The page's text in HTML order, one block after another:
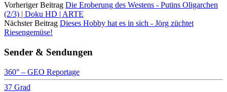
Vorheriger Beitrag Die Eroberung des Westens - Putins Oligarchen
(2/3) | Doku HD | ARTE
Nächster Beitrag Dieses Hobby hat es in sich - Jörg züchtet
Riesengemüse!
Sender & Sendungen
360° – GEO Reportage
37 Grad